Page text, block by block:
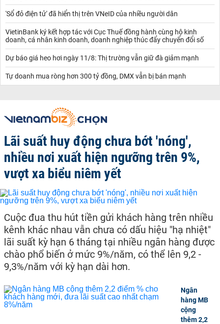
'Sổ đỏ điện tử' đã hiển thị trên VNeID của nhiều người dân
VietinBank ký kết hợp tác với Cục Thuế đồng hành cùng hộ kinh
doanh, cá nhân kinh doanh, doanh nghiệp thúc đẩy chuyển đổi số
Dự báo giá heo hơi ngày 11/8: Thị trường vẫn giữ đà giảm mạnh
Tự doanh mua ròng hơn 300 tỷ đồng, DMX vẫn bị bán mạnh
Lãi suất huy động chưa bớt 'nóng',
nhiều nơi xuất hiện ngưỡng trên 9%,
vượt xa biểu niêm yết
Cuộc đua thu hút tiền gửi khách hàng trên nhiều
kênh khác nhau vẫn chưa có dấu hiệu "hạ nhiệt"
lãi suất kỳ hạn 6 tháng tại nhiều ngân hàng được
chào phổ biến ở mức 9%/năm, có thể lên 9,2 -
9,3%/năm với kỳ hạn dài hơn.
Ngân
hàng MB
cộng
thêm 2,2